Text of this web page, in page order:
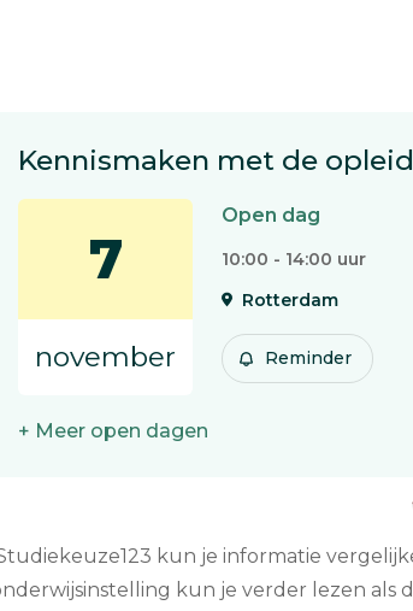
Kennismaken met de
7
november
Open dag
10:00 - 14:00 uur
Rotterdam
Reminder
+ Meer open dagen
kun je informatie
kun je verder lezen als